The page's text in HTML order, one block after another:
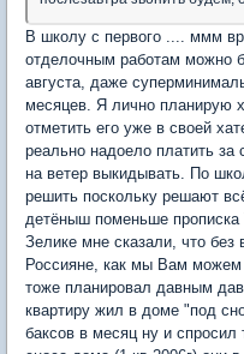
В школу с первого .... ммм
отделочным работам можно
августа, даже
месяцев. Я лично планирую
отметить его уже в своей
реально надоело платить
на ветер выкидывать. По
решить поскольку решают
детёныш поменьше прописка
Зелике мне сказали, что
Россияне, как мы Вам можем
тоже планировал давным
квартиру жил в доме "под
баксов в месяц ну и